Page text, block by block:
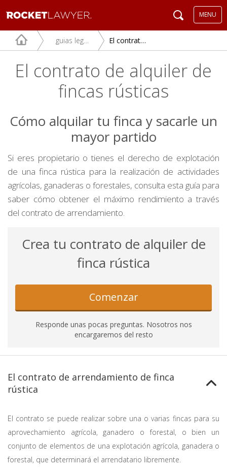
MENU
guias legales El contrato de alquiler de fincas rústicas
El contrato de alquiler de
fincas rústicas
Cómo alquilar tu finca y sacarle un
mayor partido
Si eres propietario o tienes el derecho de explotación
de una finca rústica para la realización de actividades
agrícolas, ganaderas o forestales, consulta esta guía para
saber cómo obtener el máximo rendimiento a través
del contrato de arrendamiento.
Crea tu contrato de alquiler de
finca rústica
Comenzar
Responde unas pocas preguntas. Nosotros nos
encargaremos del resto
El contrato de arrendamiento de finca
rústica
El contrato se puede realizar sobre una o varias fincas para su
aprovechamiento agrícola, ganadero o forestal, o bien un
conjunto de elementos de una explotación agrícola, ganadera o
forestal, que determinará el arrendatario libremente.